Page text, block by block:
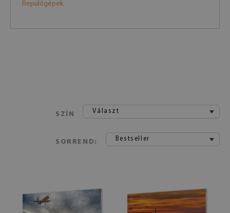
Repülőgépek
SZÍN Választ
SORREND: Bestseller